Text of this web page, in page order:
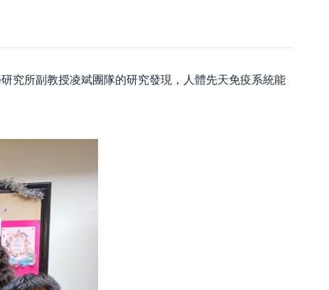
究所副教授凌斌團隊的研究發現，人體先天免疫系統能